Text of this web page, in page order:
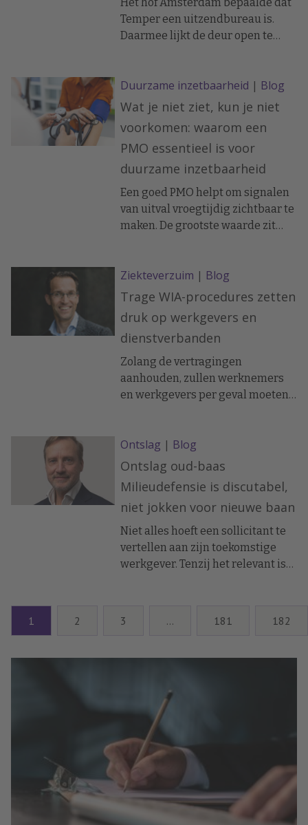
Temper een uitzendbureau is.
Daarmee lijkt de deur open te
fiscale naheffingen. Een
tegenvaller voor Temper.
Duurzame inzetbaarheid | Blog
Wat je niet ziet, kun je niet
voorkomen: waarom een
PMO essentieel is voor
duurzame inzetbaarheid
Een goed PMO helpt om signalen
van uitval vroegtijdig zichtbaar te
maken. De grootste waarde zit
inzichten gebeurt.
Ziekteverzuim | Blog
Trage WIA-procedures zetten
druk op werkgevers en
dienstverbanden
Zolang de vertragingen
aanhouden, zullen werknemers
en werkgevers per geval moeten
Ontslag | Blog
Ontslag oud-baas
Milieudefensie is discutabel,
niet jokken voor nieuwe baan
Niet alles hoeft een sollicitant te
vertellen aan zijn toekomstige
werkgever. Tenzij het relevant is
1 2 3 … 181 182